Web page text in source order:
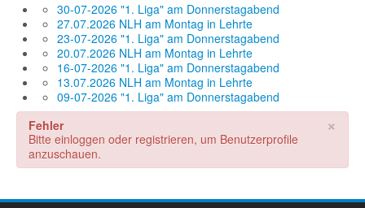
30-07-2026 "1. Liga" am Donnerstagabend
27.07.2026 NLH am Montag in Lehrte
23-07-2026 "1. Liga" am Donnerstagabend
20.07.2026 NLH am Montag in Lehrte
16-07-2026 "1. Liga" am Donnerstagabend
13.07.2026 NLH am Montag in Lehrte
09-07-2026 "1. Liga" am Donnerstagabend
×
Fehler
Bitte einloggen oder registrieren, um Benutzerprofile
anzuschauen.